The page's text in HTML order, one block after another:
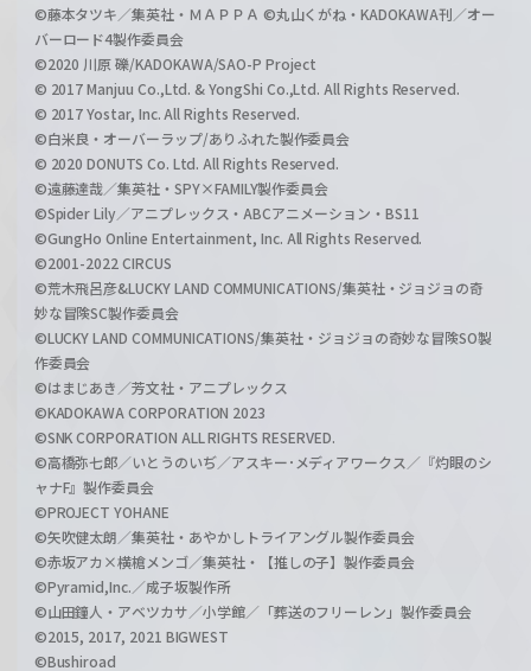
©藤本タツキ／集英社・ＭＡＰＰＡ ©丸山くがね・KADOKAWA刊／オー
バーロード4製作委員会
©2020 川原 礫/KADOKAWA/SAO-P Project
© 2017 Manjuu Co.,Ltd. & YongShi Co.,Ltd. All Rights Reserved.
© 2017 Yostar, Inc. All Rights Reserved.
©白米良・オーバーラップ/ありふれた製作委員会
© 2020 DONUTS Co. Ltd. All Rights Reserved.
©遠藤達哉／集英社・SPY×FAMILY製作委員会
©Spider Lily／アニプレックス・ABCアニメーション・BS11
©GungHo Online Entertainment, Inc. All Rights Reserved.
©2001-2022 CIRCUS
©荒木飛呂彦&LUCKY LAND COMMUNICATIONS/集英社・ジョジョの奇
妙な冒険SC製作委員会
©LUCKY LAND COMMUNICATIONS/集英社・ジョジョの奇妙な冒険SO製
作委員会
©はまじあき／芳文社・アニプレックス
©KADOKAWA CORPORATION 2023
©SNK CORPORATION ALL RIGHTS RESERVED.
©高橋弥七郎／いとうのいぢ／アスキー･メディアワークス／『灼眼のシ
ャナF』製作委員会
©PROJECT YOHANE
©矢吹健太朗／集英社・あやかしトライアングル製作委員会
©赤坂アカ×横槍メンゴ／集英社・【推しの子】製作委員会
©Pyramid,Inc.／成子坂製作所
©山田鐘人・アベツカサ／小学館／「葬送のフリーレン」製作委員会
©2015, 2017, 2021 BIGWEST
©Bushiroad